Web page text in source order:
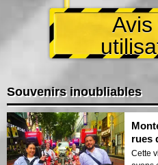
Souvenirs inoubliables
rues
Cette